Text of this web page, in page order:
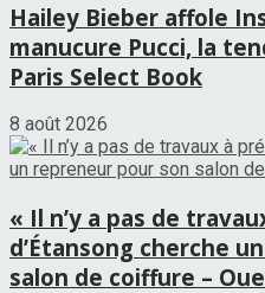
Hailey Bieber affole
manucure Pucci, la
Paris Select Book
8 août 2026
« Il n’y a pas de
d’Étansong cherche
salon de coiffure –